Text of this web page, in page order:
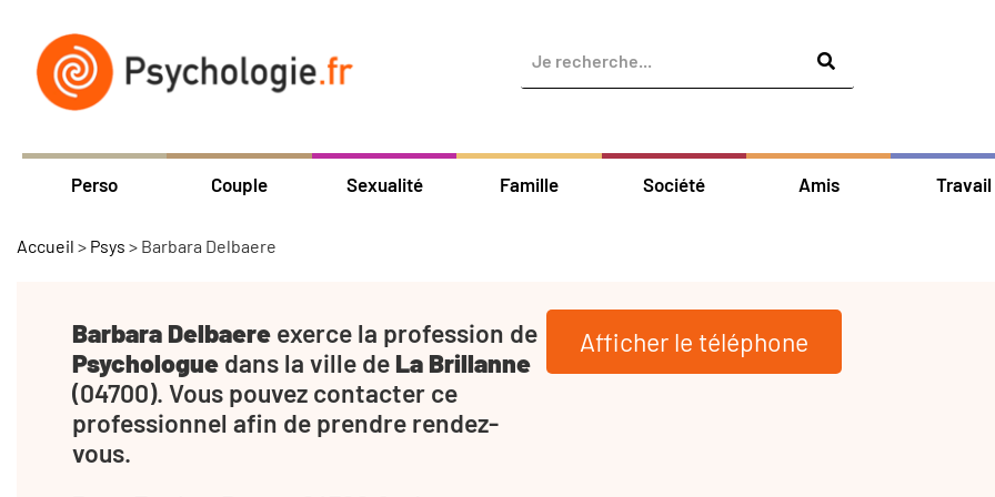
Perso Couple Sexualité Famille Société Amis Travail
Accueil > Psys > Barbara Delbaere
Barbara Delbaere exerce la profession de
Psychologue dans la ville de La Brillanne
(04700). Vous pouvez contacter ce
professionnel afin de prendre rendez-
vous.
Afficher le téléphone